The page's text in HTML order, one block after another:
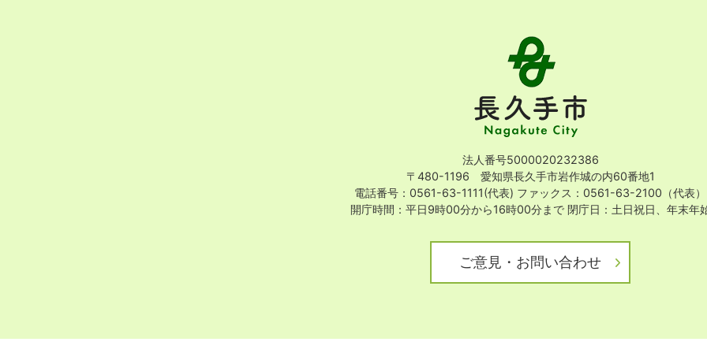
Nagakute
City
法人番号5000020232386
〒480-1196 愛知県長久手市岩作城の内60番地1
電話番号：0561-63-1111(代表) ファックス：0561-63-2100（代表）
開庁時間：平日9時00分から16時00分まで 閉庁日：土日祝日、年末年
ご意見・お問い合わせ